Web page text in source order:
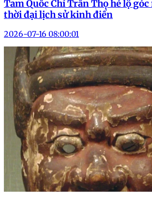
Tam Quốc Chí Trần Thọ hé lộ
thời đại lịch sử kinh điển
2026-07-16 08:00:01